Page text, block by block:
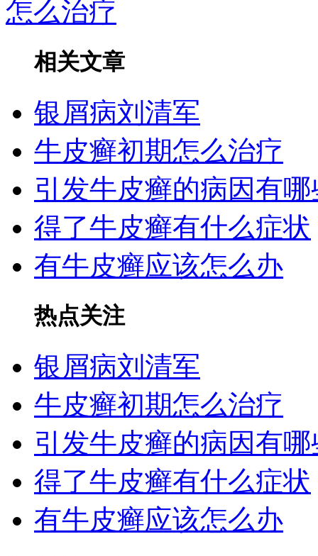
怎么治疗
相关文章
银屑病刘清军
牛皮癣初期怎么治疗
引发牛皮癣的病因有哪
得了牛皮癣有什么症状
有牛皮癣应该怎么办
热点关注
银屑病刘清军
牛皮癣初期怎么治疗
引发牛皮癣的病因有哪
得了牛皮癣有什么症状
有牛皮癣应该怎么办